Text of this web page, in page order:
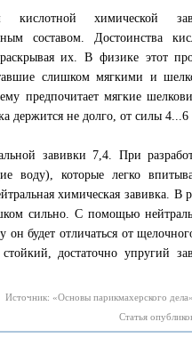
химической
составом. Достоинства
их. В физике этот
слишком мягкими и
предпочитает мягкие
держится не долго, от силы 4...6
завивки 7,4. При
воду), которые легко
химическая завивка. В
сильно. С помощью
будет отличаться от
достаточно упругий
Источник: «Основы парикмахерского
Статья